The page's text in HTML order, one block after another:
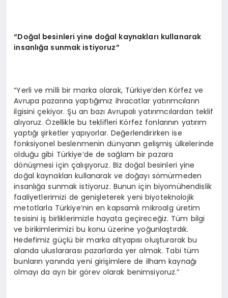
“Doğal besinleri yine doğal kaynakları kullanarak
insanlığa sunmak istiyoruz”
“Yerli ve milli bir marka olarak, Türkiye’den Körfez ve
Avrupa pazarına yaptığımız ihracatlar yatırımcıların
ilgisini çekiyor. Şu an bazı Avrupalı yatırımcılardan teklif
alıyoruz. Özellikle bu teklifleri Körfez fonlarının yatırım
yaptığı şirketler yapıyorlar. Değerlendirirken ise
fonksiyonel beslenmenin dünyanın gelişmiş ülkelerinde
olduğu gibi Türkiye’de de sağlam bir pazara
dönüşmesi için çalışıyoruz. Biz doğal besinleri yine
doğal kaynakları kullanarak ve doğayı sömürmeden
insanlığa sunmak istiyoruz. Bunun için biyomühendislik
faaliyetlerimizi de genişleterek yeni biyoteknolojik
metotlarla Türkiye’nin en kapsamlı mikroalg üretim
tesisini iş birliklerimizle hayata geçireceğiz. Tüm bilgi
ve birikimlerimizi bu konu üzerine yoğunlaştırdık.
Hedefimiz güçlü bir marka altyapısı oluşturarak bu
alanda uluslararası pazarlarda yer almak. Tabi tüm
bunların yanında yeni girişimlere de ilham kaynağı
olmayı da ayrı bir görev olarak benimsiyoruz.”